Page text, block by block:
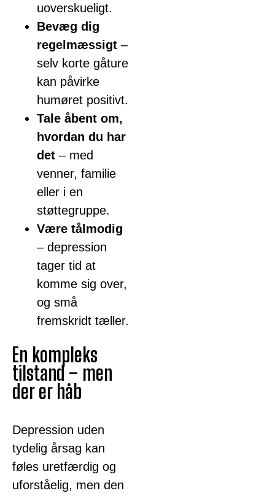
uoverskueligt.
Bevæg dig
regelmæssigt –
selv korte gåture
kan påvirke
humøret positivt.
Tale åbent om,
hvordan du har
det – med
venner, familie
eller i en
støttegruppe.
Være tålmodig
– depression
tager tid at
komme sig over,
og små
fremskridt tæller.
En kompleks
tilstand – men
der er håb
Depression uden
tydelig årsag kan
føles uretfærdig og
uforståelig, men den